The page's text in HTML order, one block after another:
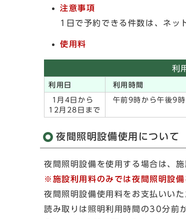
注意事項
1日で予約できる件数は、ネッ
使用料
利
利用日 利用時間
1月4日から
12月28日まで
午前9時から午後9
夜間照明設備使用について
夜間照明設備を使用する場合は、
※施設利用料のみでは夜間照明設備
夜間照明設備使用料をお支払いい
読み取りは照明利用時間の30分前